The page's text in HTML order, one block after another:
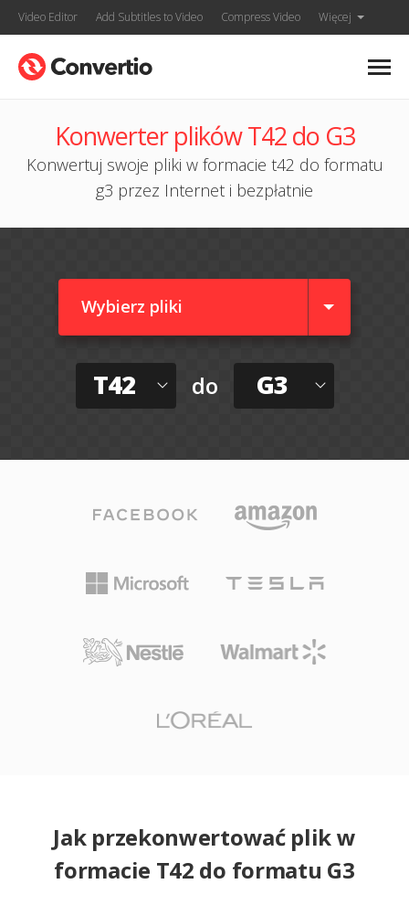
Video Editor Add Subtitles to Video Compress Video Więcej
Konwerter plików T42 do G3
Konwertuj swoje pliki w formacie t42 do formatu
g3 przez Internet i bezpłatnie
Wybierz pliki
T42 do G3
Jak przekonwertować plik w
formacie T42 do formatu G3